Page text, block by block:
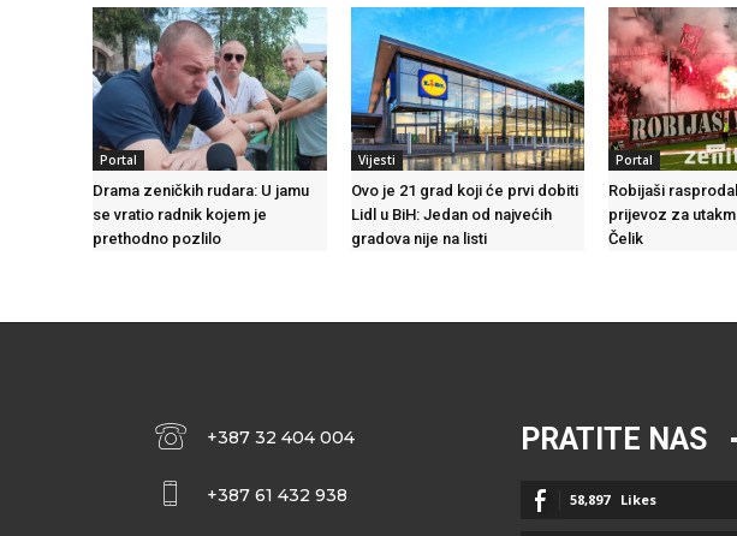
Portal
Drama zeničkih rudara: U jamu
se vratio radnik kojem je
prethodno pozlilo
Vijesti
Ovo je 21 grad koji će prvi dobiti
Lidl u BiH: Jedan od najvećih
gradova nije na listi
Portal
Robijaši
prijevoz za
Čelik
+387 32 404 004
+387 61 432 938
PRATITE NAS
58,897 Likes